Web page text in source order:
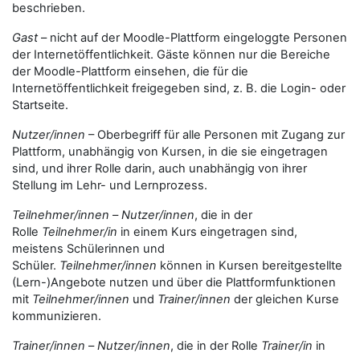
beschrieben.
Gast– nicht auf der Moodle-Plattform eingeloggte Personen
der Internetöffentlichkeit. Gäste können nur die Bereiche
der Moodle-Plattform einsehen, die für die
Internetöffentlichkeit freigegeben sind, z. B. die Login- oder
Startseite.
Nutzer/innen – Oberbegriff für alle Personen mit Zugang zur
Plattform, unabhängig von Kursen, in die sie eingetragen
sind, und ihrer Rolle darin, auch unabhängig von ihrer
Stellung im Lehr- und Lernprozess.
Teilnehmer/innen –Nutzer/innen, die in der
Rolle Teilnehmer/in in einem Kurs eingetragen sind,
meistens Schülerinnen und
Schüler. Teilnehmer/innen können in Kursen bereitgestellte
(Lern-)Angebote nutzen und über die Plattformfunktionen
mit Teilnehmer/innen und Trainer/innen der gleichen Kurse
kommunizieren.
Trainer/innen –Nutzer/innen, die in der Rolle Trainer/in in